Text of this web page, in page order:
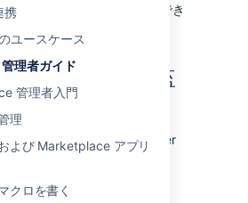
携
ユースケース
理者ガイド
管理者入門
理
よび Marketplace アプリ
クロを書く
監査ログを表示することもでき
Data Center での監
い
と Confluence Data Center
動作が異なります。